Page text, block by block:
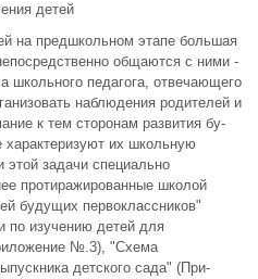
детей
на предшкольном этапе большая
общаются с ними -
школьного педагога, отвечающего
наблюдения родителей и
к тем сторонам развития бу­
характеризуют их школьную
задачи специально
протиражированные школой
будущих первоклассников"
изучению детей для
№.3), "Схема
детского сада" (При­